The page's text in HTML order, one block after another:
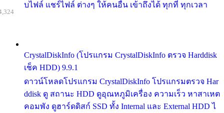
บไฟล์ แชร์ไฟล์ ต่างๆ ให้คนอื่น เข้าถึงได้ ทุกที่ ทุกเวลา
CrystalDiskInfo (โปรแกรม CrystalDiskInfo ตรวจ Harddisk
เช็ค HDD) 9.9.1
ดาวน์โหลดโปรแกรม CrystalDiskInfo โปรแกรมตรวจ Har
ddisk ดู สถานะ HDD ดูอุณหภูมิเครื่อง ความเร็ว หาสาเหต
คอมพัง ดูฮาร์ดดิสก์ SSD ทั้ง Internal และ External HDD ไ